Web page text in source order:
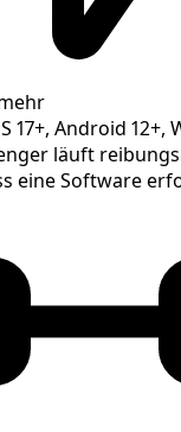
17+, Android 12+,
läuft
eine Software